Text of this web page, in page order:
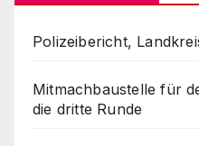
Polizeibericht,
Mitmachbaustelle für
die dritte Runde